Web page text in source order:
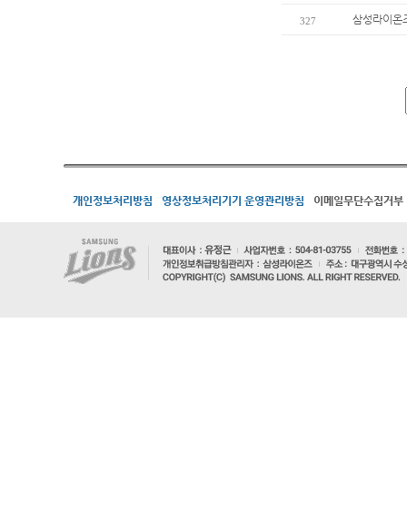
327 삼성라이온
개인정보처리방침 영상정보처리기기 운영관리방침 이메일무단수집거부